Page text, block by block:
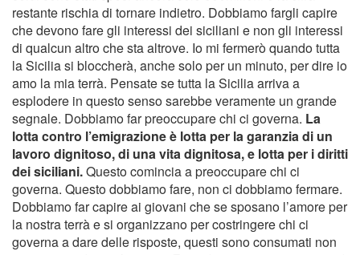
restante rischia di tornare indietro. Dobbiamo fargli capire
che devono fare gli interessi dei siciliani e non gli interessi
di qualcun altro che sta altrove. Io mi fermerò quando tutta
la Sicilia si bloccherà, anche solo per un minuto, per dire io
amo la mia terrà. Pensate se tutta la Sicilia arriva a
esplodere in questo senso sarebbe veramente un grande
segnale. Dobbiamo far preoccupare chi ci governa. La
lotta contro l’emigrazione è lotta per la garanzia di un
lavoro dignitoso, di una vita dignitosa, e lotta per i diritti
dei siciliani.Questo comincia a preoccupare chi ci
governa. Questo dobbiamo fare, non ci dobbiamo fermare.
Dobbiamo far capire ai giovani che se sposano l’amore per
la nostra terrà e si organizzano per costringere chi ci
governa a dare delle risposte, questi sono consumati non